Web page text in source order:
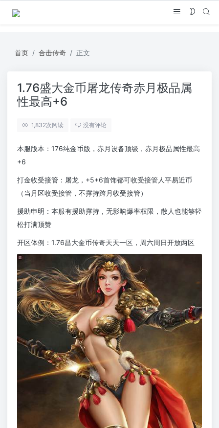
首页 合击传奇 正文
1.76盛大金币屠龙传奇赤月极品属
性最高+6
1,832次阅读 没有评论
本服版本：176纯金币版，赤月设备顶级，赤月极品属性最高
+6
打金收受接管：屠龙，+5+6首饰都可收受接管人平易近币
（当月区收受接管，不撑持跨月收受接管）
援助申明：本服有援助撑持，无影响爆率权限，散人也能够轻
松打满顶赞
开区体例：1.76昌大金币传奇天天一区，周六周日开放两区